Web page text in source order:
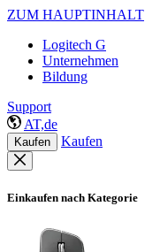
ZUM HAUPTINHALT
Logitech G
Unternehmen
Bildung
Support
AT,de
Kaufen Kaufen
Einkaufen nach Kategorie